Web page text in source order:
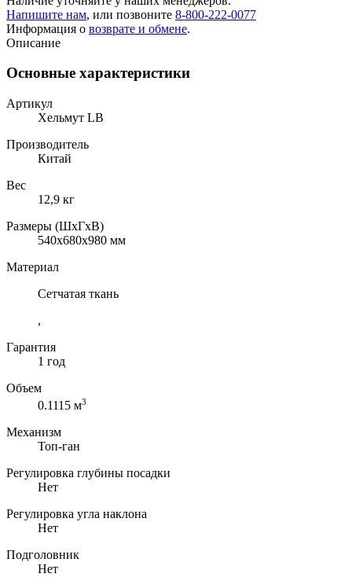
Напишите нам, или позвоните 8-800-222-0077
Информация о возврате и обмене.
Описание
Основные характеристики
Артикул
Хельмут LB
Производитель
Китай
Вес
12,9 кг
Размеры (ШхГхВ)
540x680x980 мм
Материал
Сетчатая ткань
,
Гарантия
1 год
Объем
0.1115 м3
Механизм
Топ-ган
Регулировка глубины посадки
Нет
Регулировка угла наклона
Нет
Подголовник
Нет